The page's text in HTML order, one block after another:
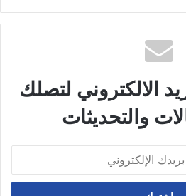
الالكتروني لتصلك
والتحديثات